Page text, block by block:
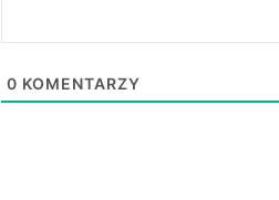
0 KOMENTARZY